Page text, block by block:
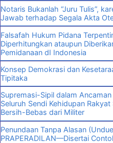
Notaris Bukanlah “Juru Tulis”,
Jawab terhadap Segala Akta
Falsafah Hukum Pidana
Diperhitungkan ataupun
Pemidanaan dI Indonesia
Konsep Demokrasi dan
Tipitaka
Supremasi-Sipil dalam
Seluruh Sendi Kehidupan
Bersih-Bebas dari Militer
Penundaan Tanpa Alasan
PRAPERADILAN—Disertai